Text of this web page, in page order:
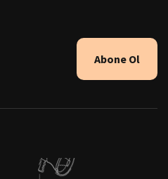
Abone Ol